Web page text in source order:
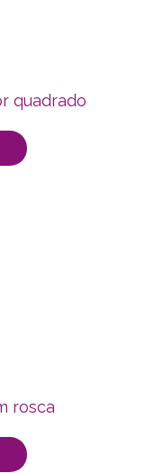
quadrado
rosca